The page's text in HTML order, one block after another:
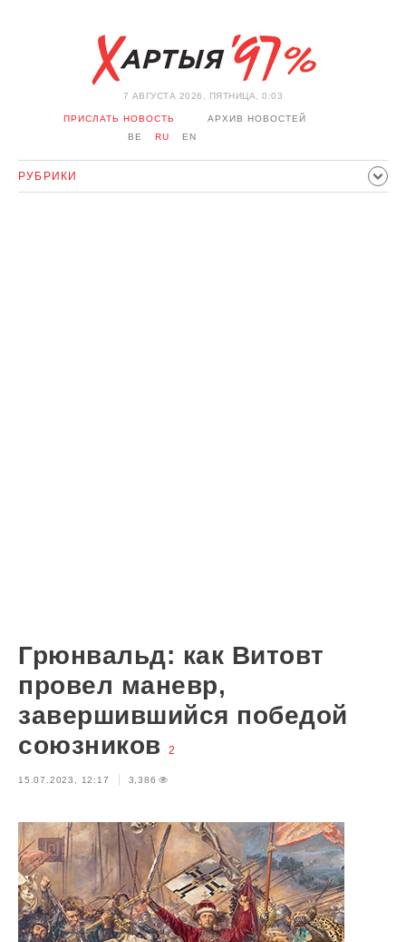
7 АВГУСТА 2026, ПЯТНИЦА, 0:03
ПРИСЛАТЬ НОВОСТЬ
АРХИВ НОВОСТЕЙ
BE
RU EN
РУБРИКИ
Грюнвальд: как Витовт
провел маневр,
завершившийся победой
союзников
2
15.07.2023, 12:17 3,386